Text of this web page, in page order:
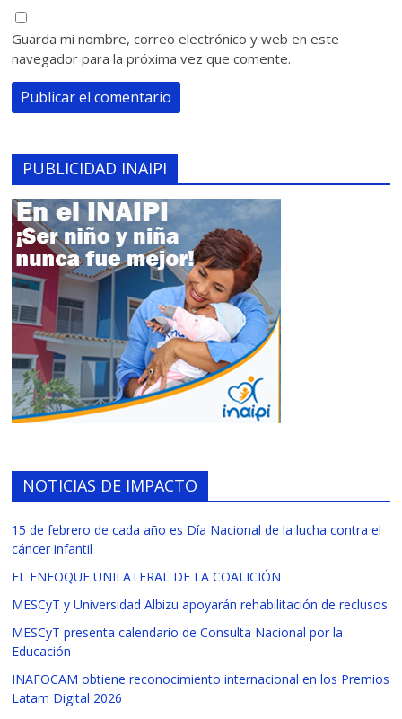
Guarda mi nombre, correo electrónico y web en este
navegador para la próxima vez que comente.
PUBLICIDAD INAIPI
NOTICIAS DE IMPACTO
15 de febrero de cada año es Día Nacional de la lucha contra el
cáncer infantil
EL ENFOQUE UNILATERAL DE LA COALICIÓN
MESCyT y Universidad Albizu apoyarán rehabilitación de reclusos
MESCyT presenta calendario de Consulta Nacional por la
Educación
INAFOCAM obtiene reconocimiento internacional en los Premios
Latam Digital 2026